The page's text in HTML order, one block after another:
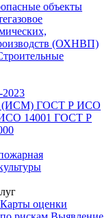
объекты
(ОХНВП)
(ИСМ) ГОСТ Р ИСО
14001 ГОСТ Р
Карты оценки